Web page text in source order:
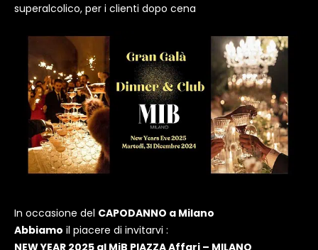
superalcolico, per i clienti dopo cena
In occasione del CAPODANNO a Milano
Abbiamo il piacere di invitarvi :
NEW YEAR 2025 al MiB PIAZZA Affari – MILANO